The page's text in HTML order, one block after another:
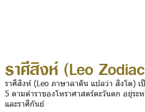
ราศีสิงห์ (Leo
ราศีสิงห์ (Leo ภาษาลาติน แปลว่า สิงโต) เ
5 ตามตำราของโหราศาสตร์ตะวันตก อยู่ระ
และราศีกันย์